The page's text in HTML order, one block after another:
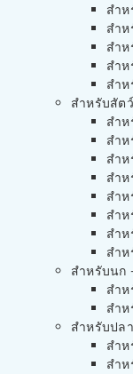
สำห
สำห
สำ
สำห
สำ
สำหรับสัต
สำห
สำห
สำห
สำห
สำห
สำห
สำห
สำห
สำหรับนก
สำห
สำห
สำหรับปล
สำห
สำ